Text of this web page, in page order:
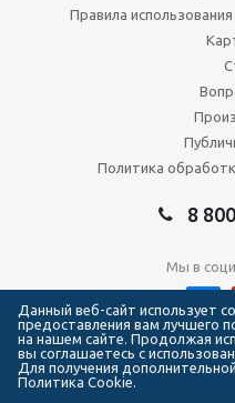
Правила
Политика
8
Мы в
2026 © Сеть
111
Данный веб-сайт использует
предоставления вам лучшего
на нашем сайте. Продолжая
вы соглашаетесь с
Для получения
Политика Cookie.